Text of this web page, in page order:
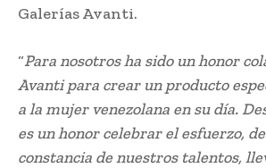
Galerías Avanti.
“Para nosotros ha sido un honor
Avanti para crear un producto
a la mujer venezolana en su día.
es un honor celebrar el esfuerzo,
constancia de nuestros talentos,